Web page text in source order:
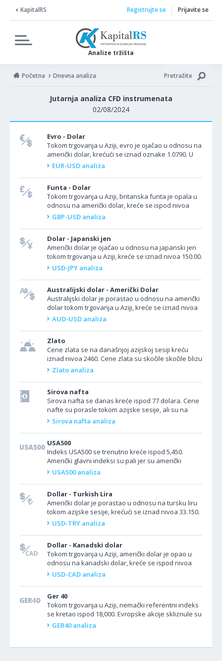
KapitalRS
Analize tržišta
Registrujte se Prijavite se
Početna Dnevna analiza Pretražite
Jutarnja analiza CFD instrumenata
02/08/2024
Evro - Dolar
Tokom trgovanja u Aziji, evro je ojačao u odnosu na
američki dolar, krećući se iznad oznake 1.0790. U
evrozoni danas nema objave podataka. U SAD
EUR-USD analiza
Funta - Dolar
Tokom trgovanja u Aziji, britanska funta je opala u
odnosu na američki dolar, kreće se ispod nivoa
1.2750. U Velikoj Britaniji, član Banke Engleske Hju...
GBP-USD analiza
Dolar - Japanski jen
Američki dolar je ojačao u odnosu na japanski jen
tokom trgovanja u Aziji, kreće se iznad nivoa 150.00.
U Turskoj danas neće biti objava podataka. U SAD...
USD-JPY analiza
Australijski dolar - Američki Dolar
Australijski dolar je porastao u odnosu na američki
dolar tokom trgovanja u Aziji, kreće se iznad nivoa
0.6550. U Australiji, stambeni krediti su porasli u...
AUD-USD analiza
Zlato
Cene zlata se na današnjoj azijskoj sesiji kreću
iznad nivoa 2460. Cene zlata su skočile skočile blizu
rekordnih maksimuma nakon što su...
Zlato analiza
Sirova nafta
Sirova nafta se danas kreće ispod 77 dolara. Cene
nafte su porasle tokom azijske sesije, ali su na
putu za četvrti uzastopni sedmični pad, jer su
Sirova nafta analiza
USA500
Indeks USA500 se trenutno kreće ispod 5,450.
Američki glavni indeksi su pali jer su američki
podaci izazvali ekonomsku zabrinutost. PMI u
USA500 analiza
Dollar - Turkish Lira
Američki dolar je porastao u odnosu na tursku liru
tokom azijske sesije, krećući se iznad nivoa 33.150.
U Turskoj danas neće biti objava podataka. U SAD...
USD-TRY analiza
Dollar - Kanadski dolar
Tokom trgovanja u Aziji, američki dolar je opao u
odnosu na kanadski dolar, kreće se ispod nivoa
1.3870. U Kanadi danas nije zakazano
USD-CAD analiza
Ger 40
Tokom trgovanja u Aziji, nemački referentni indeks
se kretao ispod 18,000. Evropske akcije skliznule su
za više od 1% dok su se bankarske akcije...
GER40 analiza